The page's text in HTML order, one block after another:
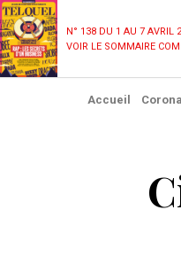
N° 138 DU 1 AU 7 AVRIL
VOIR LE SOMMAIRE
Accueil